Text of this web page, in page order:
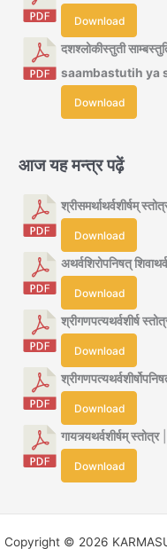
Download
दशश्लोकीस्तुती
saambastutih ya
Download
आज यह मन्त्र पढ़ें
श्रीसमर्थाथर्वशीर्षम्
Download
अथर्वशिरोपनिषत्
Download
श्रीगणपत्यथर्वशीर्ष
Download
Download
गायत्र्यथर्वशीर्षम् स्तोत्र|
Download
Copyright © 2026